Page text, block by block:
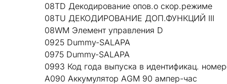
08TD Декодирование опов.о скор.режиме
08TU ДЕКОДИРОВАНИЕ ДОП.ФУНКЦИЙ III
08WM Элемент управления D
0925 Dummy-SALAPA
0975 Dummy-SALAPA
0993 Код года выпуска в идентификац.
A090 Аккумулятор AGM 90 ампер-час